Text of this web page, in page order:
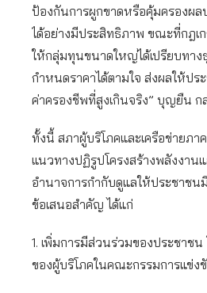
ป้องกันการผูกขาดหรือคุ้มครองผล
ได้อย่างมีประสิทธิภาพ ขณะที่กฎเ
ให้กลุ่มทุนขนาดใหญ่ได้เปรียบทาง
กำหนดราคาได้ตามใจ ส่งผลให้ปร
ค่าครองชีพที่สูงเกินจริง” บุญยืน ก
ทั้งนี้ สภาผู้บริโภคและเครือข่ายภา
แนวทางปฏิรูปโครงสร้างพลังงาน
อำนาจการกำกับดูแลให้ประชาช
ข้อเสนอสำคัญ ได้แก่
1. เพิ่มการมีส่วนร่วมของประชาช
ของผู้บริโภคในคณะกรรมการแข่ง